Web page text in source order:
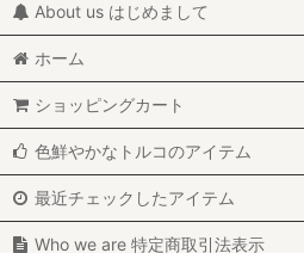
Glass code メガネコード (ALL 全商品)
Tig Oya トゥーオヤ
Igne Oya イーネオヤ
About us はじめまして
ホーム
ショッピングカート
色鮮やかなトルコのアイテム
最近チェックしたアイテム
Who we are 特定商取引法表示